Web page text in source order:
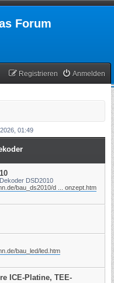
Forum
Anmelden
Registrieren
01:49
DSD2010
bau_ds2010/d ... onzept.htm
bau_led/led.htm
ICE-Platine, TEE-